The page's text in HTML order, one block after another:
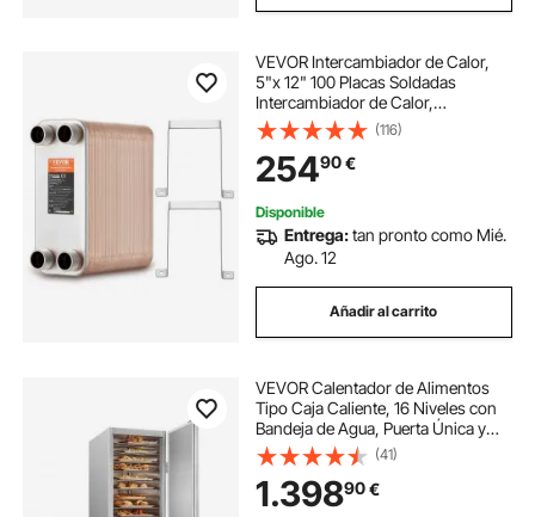
VEVOR Intercambiador de Calor,
5"x 12" 100 Placas Soldadas
Intercambiador de Calor,
Cobre/Acero Inoxidable 316L
Intercambiador de Calor Agua a
Agua para Calefacción por Suelo,
Calentamiento de Agua,
Derretimiento de Nieve,
Enfriamiento de Cerveza
(116)
25490€
Disponible
Entrega:tan pronto como Mié.
Ago. 12
Añadir al carrito
VEVOR Calentador de Alimentos
Tipo Caja Caliente, 16 Niveles con
Bandeja de Agua, Puerta Única y
Estantes Ajustables, de Acero
Inoxidable, Ideal para Almacenar
Pizza, Pollo, Restaurante, 1800 W
(41)
1.39890€